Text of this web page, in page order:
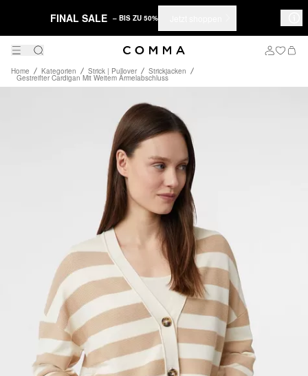
FINAL SALE – BIS ZU 50%
Home Kategorien Strick | Pullover Strickjacken
Gestreifter Cardigan Mit Weitem Ärmelabschluss